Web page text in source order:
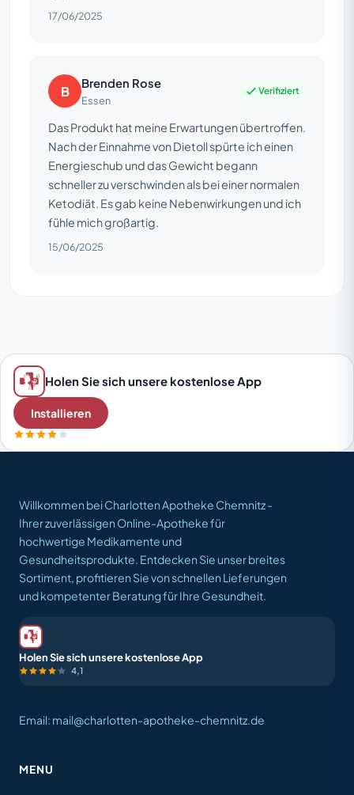
17/06/2025
B Brenden Rose
Essen
Verifiziert
Das Produkt hat meine Erwartungen übertroffen.
Nach der Einnahme von Dietoll spürte ich einen
Energieschub und das Gewicht begann
schneller zu verschwinden als bei einer normalen
Ketodiät. Es gab keine Nebenwirkungen und ich
fühle mich großartig.
15/06/2025
Holen Sie sich unsere kostenlose App
Installieren
Willkommen bei Charlotten Apotheke Chemnitz -
Ihrer zuverlässigen Online-Apotheke für
hochwertige Medikamente und
Gesundheitsprodukte. Entdecken Sie unser breites
Sortiment, profitieren Sie von schnellen Lieferungen
und kompetenter Beratung für Ihre Gesundheit.
Holen Sie sich unsere kostenlose App
4,1
Email: mail@charlotten-apotheke-chemnitz.de
MENU